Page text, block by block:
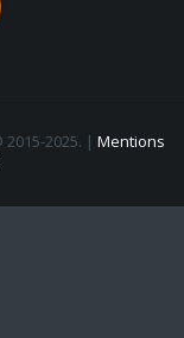
2025. | Mentions